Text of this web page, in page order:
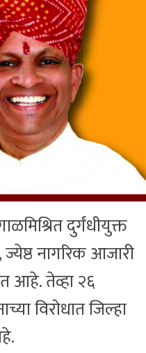
दुर्गंधीयुक्त
नागरिक आजारी
आहे. तेव्हा २६
विरोधात जिल्हा